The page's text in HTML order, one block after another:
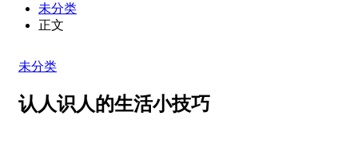
未分类
正文
未分类
认人识人的生活小技巧